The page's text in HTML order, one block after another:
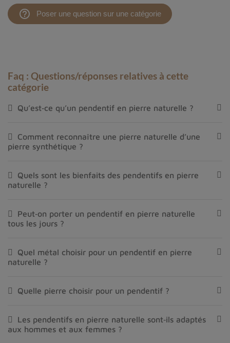
help_outline Poser une question sur une catégorie
Faq : Questions/réponses relatives à cette
catégorie
Qu’est‑ce qu’un pendentif en pierre naturelle ?
Comment reconnaître une pierre naturelle d’une
pierre synthétique ?
Quels sont les bienfaits des pendentifs en pierre
naturelle ?
Peut‑on porter un pendentif en pierre naturelle
tous les jours ?
Quel métal choisir pour un pendentif en pierre
naturelle ?
Quelle pierre choisir pour un pendentif ?
Les pendentifs en pierre naturelle sont‑ils adaptés
aux hommes et aux femmes ?